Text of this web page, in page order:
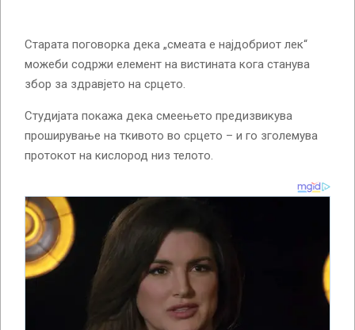
Старата поговорка дека „смеата е најдобриот лек“
можеби содржи елемент на вистината кога станува
збор за здравјето на срцето.
Студијата покажа дека смеењето предизвикува
проширување на ткивото во срцето – и го зголемува
протокот на кислород низ телото.